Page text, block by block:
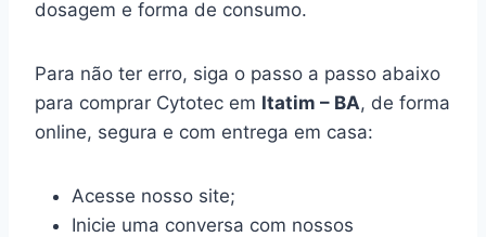
dosagem e forma de consumo.
Para não ter erro, siga o passo a passo abaixo
para comprar Cytotec em Itatim – BA, de forma
online, segura e com entrega em casa:
Acesse nosso site;
Inicie uma conversa com nossos